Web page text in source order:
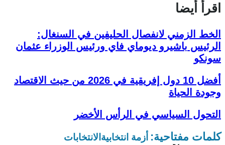
اقرأ أيضا
الخط الزمني لانفصال الحليفين في السنغال:
الرئيس باشيرو ديوماي فاي ورئيس الوزراء عثمان
سونكو
أفضل 10 دول إفريقية في 2026 من حيث الاقتصاد
وجودة الحياة
التحول السياسي في الرأس الأخضر
كلمات مفتاحية: أزمة انتخابية الانتخابات